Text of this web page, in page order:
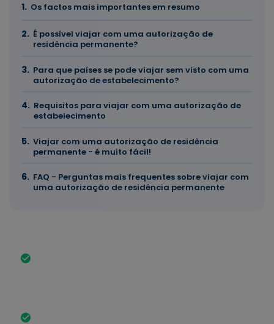
Os factos mais importantes em resumo
É possível viajar com uma autorização de
residência permanente?
Para que países se pode viajar sem visto com uma
autorização de estabelecimento?
Requisitos para viajar com uma autorização de
estabelecimento
Viajar com uma autorização de residência
permanente - é muito fácil!
FAQ - Perguntas mais frequentes sobre viajar com
uma autorização de residência permanente